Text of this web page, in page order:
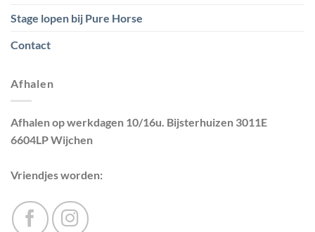
Stage lopen bij Pure Horse
Contact
Afhalen
Afhalen op werkdagen 10/16u. Bijsterhuizen 3011E
6604LP Wijchen
Vriendjes worden: